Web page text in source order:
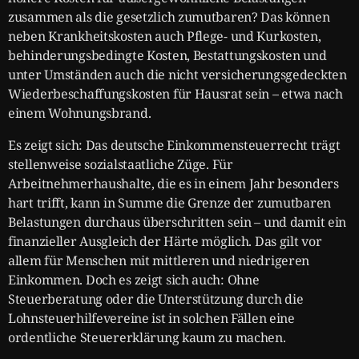
zusammen als die gesetzlich zumutbaren? Das können
neben Krankheitskosten auch Pflege- und Kurkosten,
behinderungsbedingte Kosten, Bestattungskosten und
unter Umständen auch die nicht versicherungsgedeckten
Wiederbeschaffungskosten für Hausrat sein – etwa nach
einem Wohnungsbrand.
Es zeigt sich: Das deutsche Einkommensteuerrecht trägt
stellenweise sozialstaatliche Züge. Für
Arbeitnehmerhaushalte, die es in einem Jahr besonders
hart trifft, kann in Summe die Grenze der zumutbaren
Belastungen durchaus überschritten sein – und damit ein
finanzieller Ausgleich der Härte möglich. Das gilt vor
allem für Menschen mit mittleren und niedrigeren
Einkommen. Doch es zeigt sich auch: Ohne
Steuerberatung oder die Unterstützung durch die
Lohnsteuerhilfevereine ist in solchen Fällen eine
ordentliche Steuererklärung kaum zu machen.